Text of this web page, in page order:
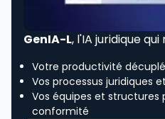
GenIA-L, l'IA juridique
Votre productivité
Vos processus juridiques
Vos équipes et
conformité